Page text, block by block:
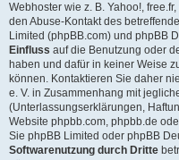
Webhoster wie z. B. Yahoo!,
den Abuse-Kontakt des
Limited (phpBB.com) und phpBB
Einfluss auf die Benutzung oder
haben und dafür in keiner Weise
können. Kontaktieren Sie daher
e. V. in Zusammenhang mit
(Unterlassungserklärungen,
Website phpbb.com, phpbb.de
Sie phpBB Limited oder phpBB
Softwarenutzung durch Dritte